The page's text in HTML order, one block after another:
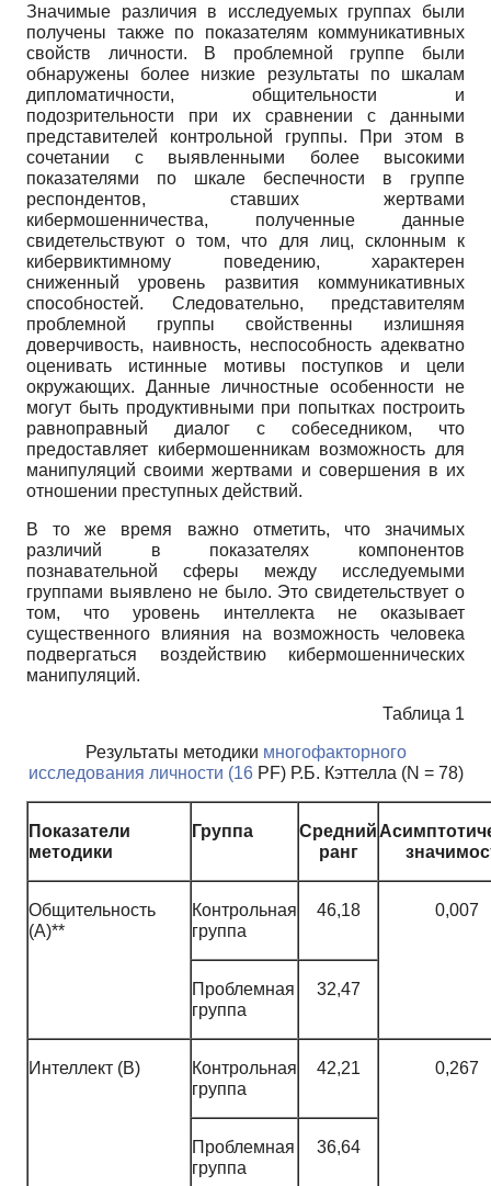
Значимые различия в исследуемых группах были
получены также по показателям коммуникативных
свойств личности. В проблемной группе были
обнаружены более низкие результаты по шкалам
дипломатичности, общительности и
подозрительности при их сравнении с данными
представителей контрольной группы. При этом в
сочетании с выявленными более высокими
показателями по шкале беспечности в группе
респондентов, ставших жертвами
кибермошенничества, полученные данные
свидетельствуют о том, что для лиц, склонным к
кибервиктимному поведению, характерен
сниженный уровень развития коммуникативных
способностей. Следовательно, представителям
проблемной группы свойственны излишняя
доверчивость, наивность, неспособность адекватно
оценивать истинные мотивы поступков и цели
окружающих. Данные личностные особенности не
могут быть продуктивными при попытках построить
равноправный диалог с собеседником, что
предоставляет кибермошенникам возможность для
манипуляций своими жертвами и совершения в их
отношении преступных действий.
В то же время важно отметить, что значимых
различий в показателях компонентов
познавательной сферы между исследуемыми
группами выявлено не было. Это свидетельствует о
том, что уровень интеллекта не оказывает
существенного влияния на возможность человека
подвергаться воздействию кибермошеннических
манипуляций.
Таблица 1
Результаты методики многофакторного
исследования личности (16PF) Р.Б. Кэттелла (N = 78)
Показатели
методики
Группа
Средний
ранг
Общительность
(A)**
Контрольная
группа
46,18 0,007
Проблемная
группа
32,47
Интеллект (B)
Контрольная
группа
42,21 0,267
Проблемная
группа
36,64